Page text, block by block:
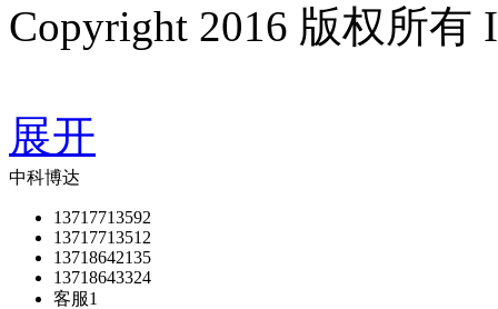
Copyright 2016 版权所有
展开
中科博达
13717713592
13717713512
13718642135
13718643324
客服1